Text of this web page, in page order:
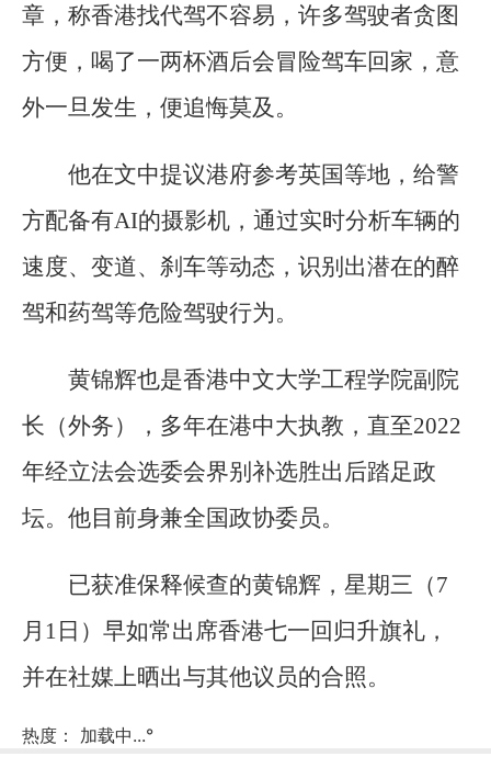
章，称香港找代驾不容易，许多驾驶者贪图
方便，喝了一两杯酒后会冒险驾车回家，意
外一旦发生，便追悔莫及。
他在文中提议港府参考英国等地，给警
方配备有AI的摄影机，通过实时分析车辆的
速度、变道、刹车等动态，识别出潜在的醉
驾和药驾等危险驾驶行为。
黄锦辉也是香港中文大学工程学院副院
长（外务），多年在港中大执教，直至2022
年经立法会选委会界别补选胜出后踏足政
坛。他目前身兼全国政协委员。
已获准保释候查的黄锦辉，星期三（7
月1日）早如常出席香港七一回归升旗礼，
并在社媒上晒出与其他议员的合照。
热度： 加载中...°